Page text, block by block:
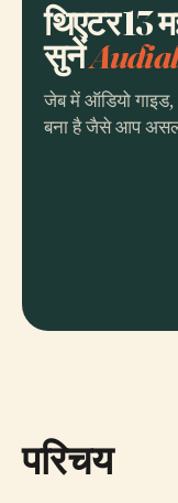
थिएटर 13
सुनें
जेब में ऑडियो गाइड,
बना है जैसे आप
परिचय